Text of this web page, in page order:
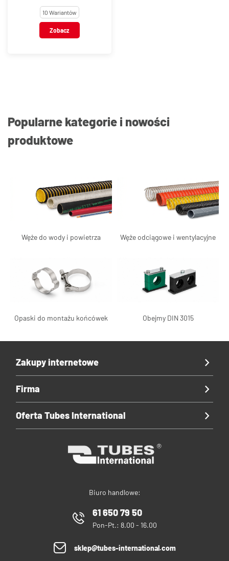
10 Wariantów
Zobacz
Popularne kategorie i nowości
produktowe
Węże do wody i powietrza Węże odciągowe i wentylacyjne
Opaski do montażu końcówek Obejmy DIN 3015
Biuro handlowe:
61 650 79 50
Pon-Pt.: 8.00 - 16.00
sklep@tubes-international.com
Zakupy internetowe
Firma
Oferta Tubes International